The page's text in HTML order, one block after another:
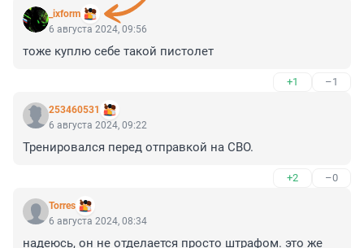
_ixform
6 августа 2024, 09:56
тоже куплю себе такой пистолет
+1 –1
253460531
6 августа 2024, 09:22
Тренировался перед отправкой на СВО.
+2 –0
Torres
6 августа 2024, 08:34
надеюсь, он не отделается просто штрафом. это же